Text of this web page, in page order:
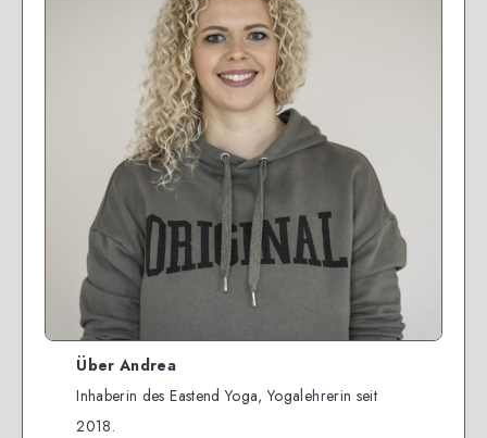
Über Andrea
Inhaberin des Eastend Yoga, Yogalehrerin seit
2018.